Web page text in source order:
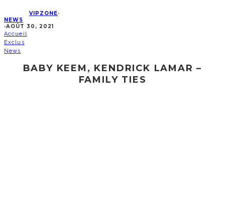
VIPZONE·
NEWS
·AOÛT 30, 2021
Accueil
Exclus
News
BABY KEEM, KENDRICK LAMAR –
FAMILY TIES